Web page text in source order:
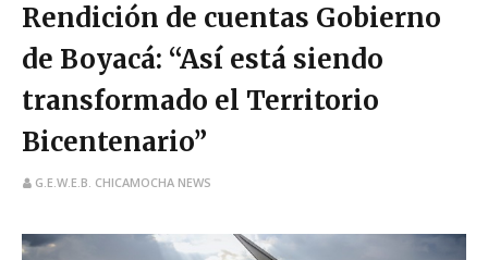
Rendición de cuentas Gobierno
de Boyacá: “Así está siendo
transformado el Territorio
Bicentenario”
G.E.W.E.B. CHICAMOCHA NEWS